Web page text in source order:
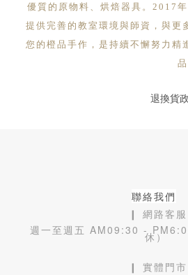
優質的原物料、烘焙器具。2017
提供完善的教室環境與師資，與更
您的橙品手作，是持續不懈努力精
退換貨
聯絡我們
❙ 網路客服
週一至週五 AM09:30 - 休）
❙ 實體門市